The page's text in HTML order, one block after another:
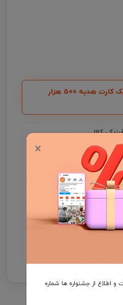
*با خرید بالای 5 میلیون یک کارت هدیه ۵۰۰ هزار
کالا
سفارش میتوانید با شماره
7 روز کاری و در غیر این صورت ۲5 الی 35 روز کاری
×
و اطلاع از جشنواره ها شماره